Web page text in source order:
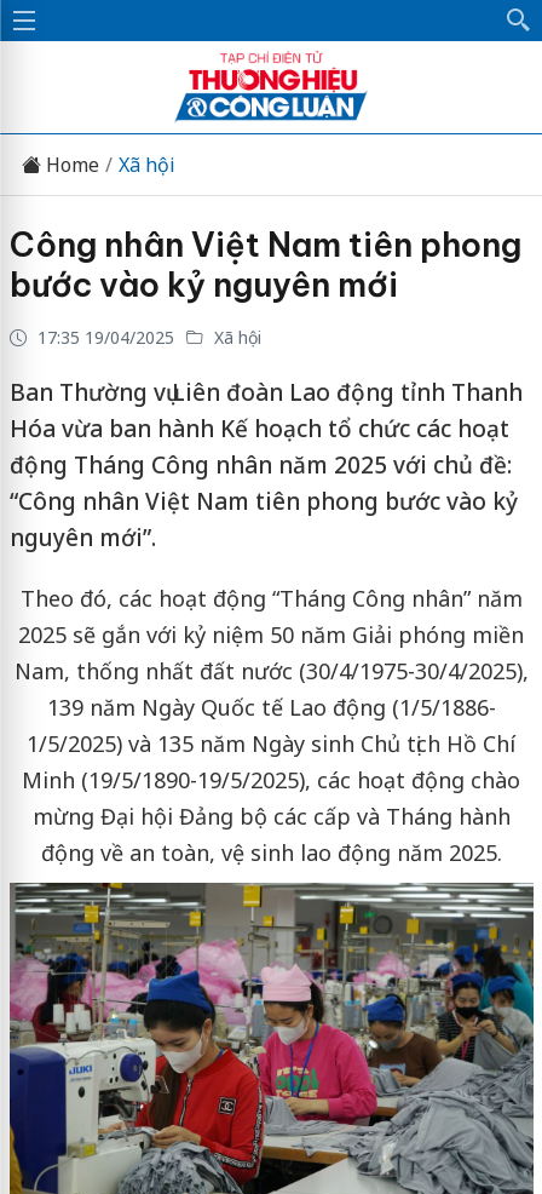
Home Xã hội
Công nhân Việt Nam tiên phong
bước vào kỷ nguyên mới
17:35 19/04/2025 Xã hội
Ban Thường vụ Liên đoàn Lao động tỉnh Thanh
Hóa vừa ban hành Kế hoạch tổ chức các hoạt
động Tháng Công nhân năm 2025 với chủ đề:
“Công nhân Việt Nam tiên phong bước vào kỷ
nguyên mới”.
Theo đó, các hoạt động “Tháng Công nhân” năm
2025 sẽ gắn với kỷ niệm 50 năm Giải phóng miền
Nam, thống nhất đất nước (30/4/1975-30/4/2025),
139 năm Ngày Quốc tế Lao động (1/5/1886-
1/5/2025) và 135 năm Ngày sinh Chủ tịch Hồ Chí
Minh (19/5/1890-19/5/2025), các hoạt động chào
mừng Đại hội Đảng bộ các cấp và Tháng hành
động về an toàn, vệ sinh lao động năm 2025.